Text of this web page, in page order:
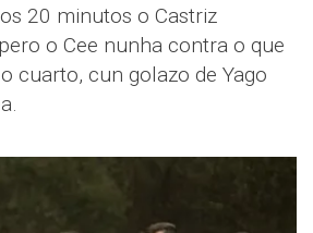
20 minutos o Castriz
o Cee nunha contra o que
cuarto, cun golazo de Yago